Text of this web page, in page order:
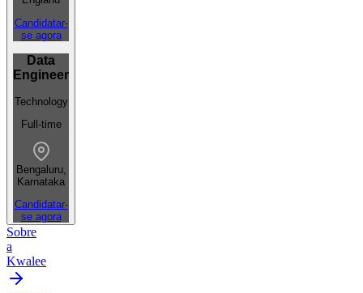
Candidatar-
se agora
Data
Engineer
Technology
Full-time
Bengaluru,
Karnataka
Candidatar-
se agora
Sobre
a
Kwalee